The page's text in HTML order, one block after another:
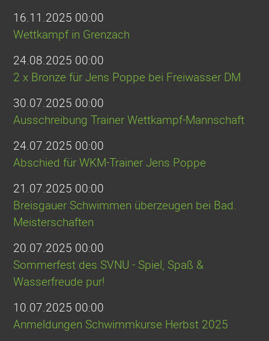
16.11.2025 00:00
Wettkampf in Grenzach
24.08.2025 00:00
2 x Bronze für Jens Poppe bei Freiwasser DM
30.07.2025 00:00
Ausschreibung Trainer Wettkampf-Mannschaft
24.07.2025 00:00
Abschied für WKM-Trainer Jens Poppe
21.07.2025 00:00
Breisgauer Schwimmen überzeugen bei Bad.
Meisterschaften
20.07.2025 00:00
Sommerfest des SVNU - Spiel, Spaß &
Wasserfreude pur!
10.07.2025 00:00
Anmeldungen Schwimmkurse Herbst 2025